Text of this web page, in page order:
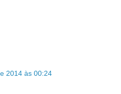
2014 às 00:24